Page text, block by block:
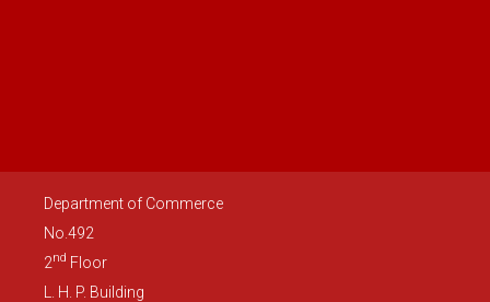
Department of Commerce
No.492
2nd Floor
L. H. P. Building